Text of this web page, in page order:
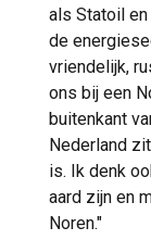
als Statoil
de
vriendelijk,
ons bij een
buitenkant
Nederland
is. Ik denk
aard zijn en
Noren."